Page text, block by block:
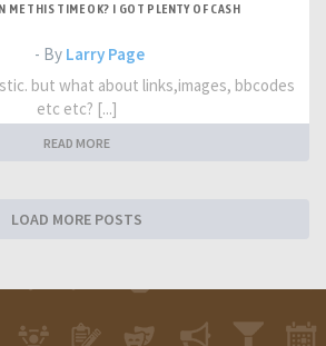
ME THIS TIME OK? I GOT PLENTY OF CASH
- By Larry Page
but what about links,images, bbcodes
etc etc? [...]
READ MORE
LOAD MORE POSTS